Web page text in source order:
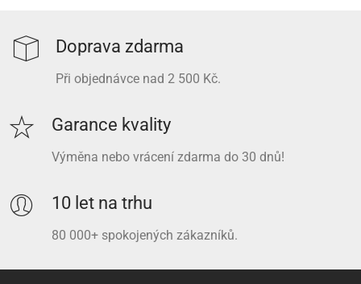
Doprava zdarma
Při objednávce nad 2 500 Kč.
Garance kvality
Výměna nebo vrácení zdarma do 30 dnů!
10 let na trhu
80 000+ spokojených zákazníků.